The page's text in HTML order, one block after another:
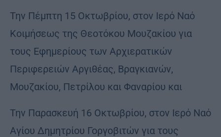
Την Πέμπτη 15 Οκτωβρίου, στον Ιερό Ναό
Κοιμήσεως της Θεοτόκου Μουζακίου για
τους Εφημερίους των Αρχιερατικών
Περιφερειών Αργιθέας, Βραγκιανών,
Μουζακίου, Πετρίλου και Φαναρίου και
Την Παρασκευή 16 Οκτωβρίου, στον Ιερό Ναό
Αγίου Δημητρίου Γοργοβιτών για τους